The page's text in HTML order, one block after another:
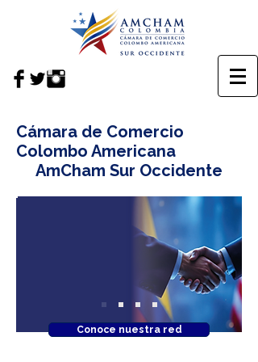
Cámara de Comercio
Colombo Americana
AmCham Sur Occidente
AmCham Sur Occidente es una
sin ánimo de lucro fundada en 1962, que
impulsa relaciones comerciales y de
inversión con visión binacional.
Conoce nuestra red